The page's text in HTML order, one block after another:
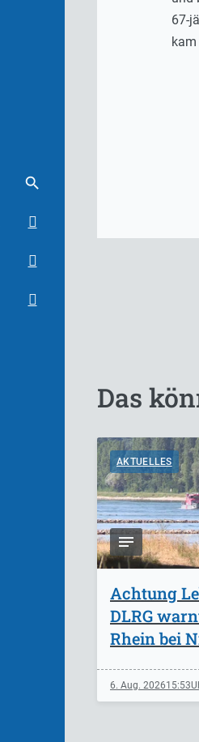
67-
Das
AKTUELLES
Achtung
DLRG
Rhein bei
6. Aug. 202615:53